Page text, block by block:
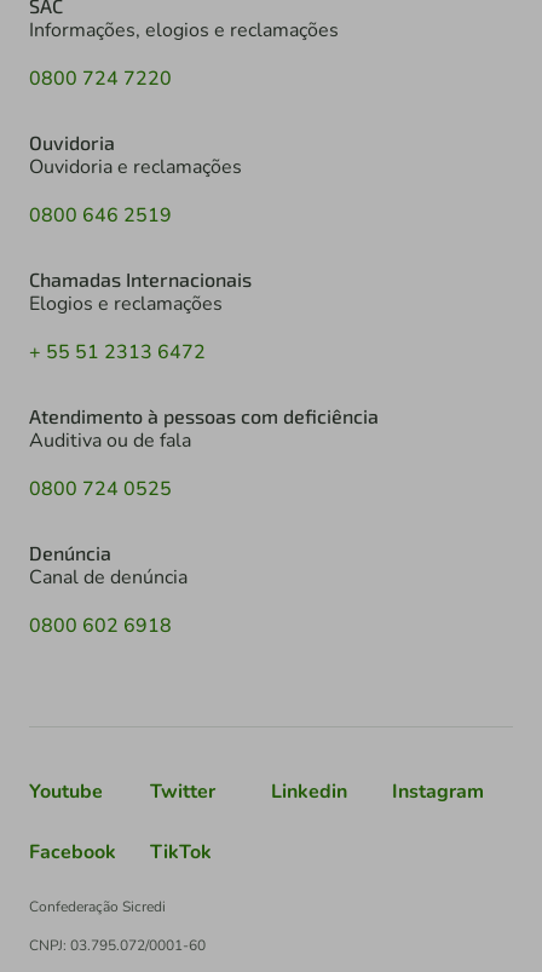
SAC
Informações, elogios e reclamações
0800 724 7220
Ouvidoria
Ouvidoria e reclamações
0800 646 2519
Chamadas Internacionais
Elogios e reclamações
+ 55 51 2313 6472
Atendimento à pessoas com deficiência
Auditiva ou de fala
0800 724 0525
Denúncia
Canal de denúncia
0800 602 6918
Youtube Twitter Linkedin Instagram
Facebook TikTok
Confederação Sicredi
CNPJ: 03.795.072/0001-60